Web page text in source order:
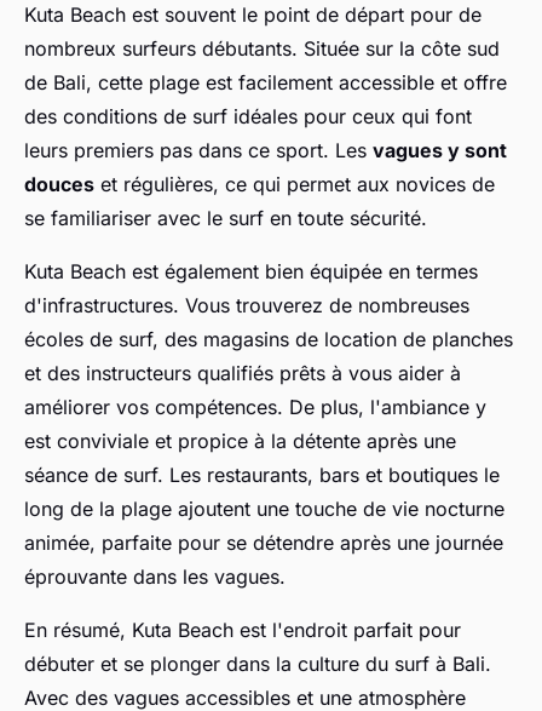
Kuta Beach est souvent le point de départ pour de
nombreux surfeurs débutants. Située sur la côte sud
de Bali, cette plage est facilement accessible et offre
des conditions de surf idéales pour ceux qui font
leurs premiers pas dans ce sport. Les vagues y sont
douces et régulières, ce qui permet aux novices de
se familiariser avec le surf en toute sécurité.
Kuta Beach est également bien équipée en termes
d'infrastructures. Vous trouverez de nombreuses
écoles de surf, des magasins de location de planches
et des instructeurs qualifiés prêts à vous aider à
améliorer vos compétences. De plus, l'ambiance y
est conviviale et propice à la détente après une
séance de surf. Les restaurants, bars et boutiques le
long de la plage ajoutent une touche de vie nocturne
animée, parfaite pour se détendre après une journée
éprouvante dans les vagues.
En résumé, Kuta Beach est l'endroit parfait pour
débuter et se plonger dans la culture du surf à Bali.
Avec des vagues accessibles et une atmosphère